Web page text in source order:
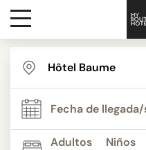
Destinos
Inspiración
Adultos
Niños